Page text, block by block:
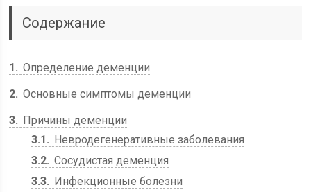
Содержание
1
Определение деменции
2 Основные симптомы деменции
3
Причины деменции
3.1
Невродегенеративные заболевания
3.2 Сосудистая деменция
3.3
Инфекционные болезни